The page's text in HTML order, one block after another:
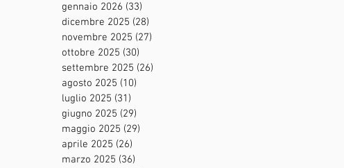
gennaio 2026 (33)
dicembre 2025 (28)
novembre 2025 (27)
ottobre 2025 (30)
settembre 2025 (26)
agosto 2025 (10)
luglio 2025 (31)
giugno 2025 (29)
maggio 2025 (29)
aprile 2025 (26)
marzo 2025 (36)